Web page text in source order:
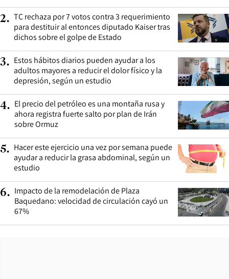
2. TC rechaza por 7 votos contra 3 requerimiento
para destituir al entonces diputado Kaiser tras
dichos sobre el golpe de Estado
3. Estos hábitos diarios pueden ayudar a los
adultos mayores a reducir el dolor físico y la
depresión, según un estudio
4. El precio del petróleo es una montaña rusa y
ahora registra fuerte salto por plan de Irán
sobre Ormuz
5. Hacer este ejercicio una vez por semana puede
ayudar a reducir la grasa abdominal, según un
estudio
6. Impacto de la remodelación de Plaza
Baquedano: velocidad de circulación cayó un
67%